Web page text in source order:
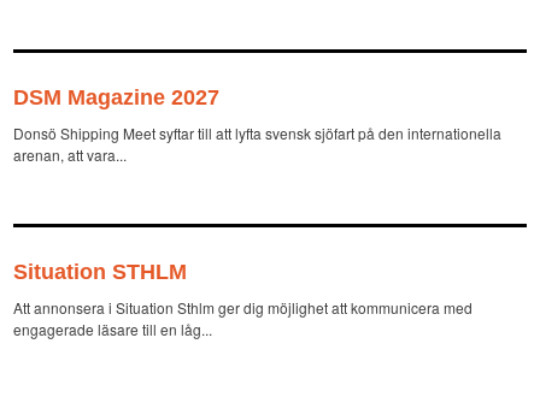
DSM Magazine 2027
Donsö Shipping Meet syftar till att lyfta svensk sjöfart på den internationella
arenan, att vara...
Situation STHLM
Att annonsera i Situation Sthlm ger dig möjlighet att kommunicera med
engagerade läsare till en låg...